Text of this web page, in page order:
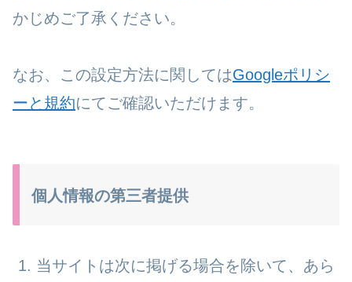
かじめご了承ください。
なお、この設定方法に関してはGoogleポリシ
ーと規約にてご確認いただけます。
個人情報の第三者提供
当サイトは次に掲げる場合を除いて、あら